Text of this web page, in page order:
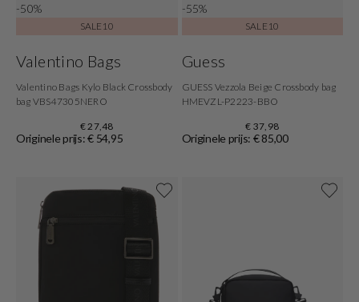
-50%
SALE10
Valentino Bags
Valentino Bags Kylo Black Crossbody
bag VBS47305NERO
€ 27,48
Originele prijs: € 54,95
-55%
SALE10
Guess
GUESS Vezzola Beige Crossbody bag
HMEVZL-P2223-BBO
€ 37,98
Originele prijs: € 85,00